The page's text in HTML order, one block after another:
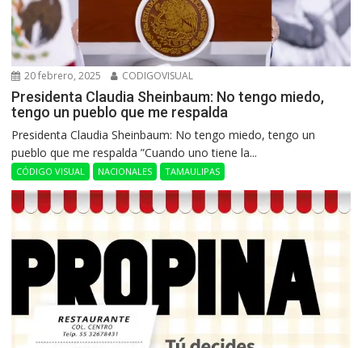
20 febrero, 2025 CODIGOVISUAL
Presidenta Claudia Sheinbaum: No tengo miedo,
tengo un pueblo que me respalda
Presidenta Claudia Sheinbaum: No tengo miedo, tengo un
pueblo que me respalda ”Cuando uno tiene la...
CÓDIGO VISUAL NACIONALES TAMAULIPAS